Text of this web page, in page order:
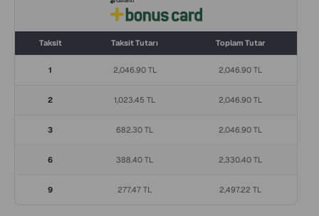
Taksit Taksit Tutarı Toplam Tutar
1 2,046.90 TL 2,046.90 TL
2 1,023.45 TL 2,046.90 TL
3 682.30 TL 2,046.90 TL
6 388.40 TL 2,330.40 TL
9 277.47 TL 2,497.22 TL